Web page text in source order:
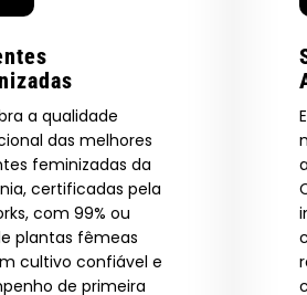
a qualidade
das melhores
feminizadas da
certificadas pela
com 99% ou
plantas fêmeas
cultivo confiável e
de primeira
Download our
your first
product
*Our Site is For